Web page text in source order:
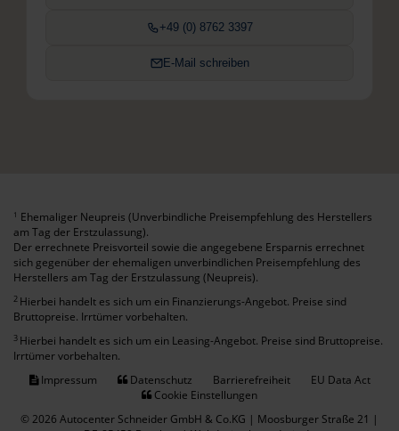
+49 (0) 8762 3397
E-Mail schreiben
1 Ehemaliger Neupreis (Unverbindliche Preisempfehlung des Herstellers
am Tag der Erstzulassung).
Der errechnete Preisvorteil sowie die angegebene Ersparnis errechnet
sich gegenüber der ehemaligen unverbindlichen Preisempfehlung des
Herstellers am Tag der Erstzulassung (Neupreis).
2 Hierbei handelt es sich um ein Finanzierungs-Angebot. Preise sind
Bruttopreise. Irrtümer vorbehalten.
3 Hierbei handelt es sich um ein Leasing-Angebot. Preise sind Bruttopreise.
Irrtümer vorbehalten.
Impressum
Datenschutz Barrierefreiheit
EU Data Act
Cookie Einstellungen
© 2026 Autocenter Schneider GmbH & Co.KG | Moosburger Straße 21 |